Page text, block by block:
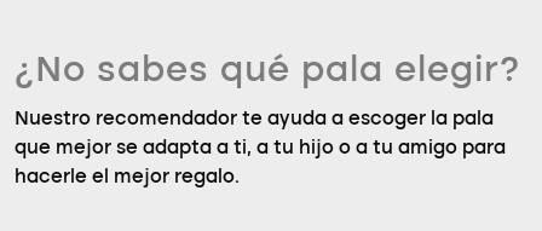
¿No sabes qué pala elegir?
Nuestro recomendador te ayuda a escoger la pala
que mejor se adapta a ti, a tu hijo o a tu amigo para
hacerle el mejor regalo.